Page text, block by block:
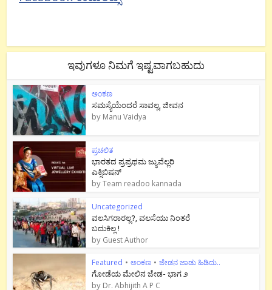
ಇವುಗಳೂ ನಿಮಗೆ ಇಷ್ಟವಾಗಬಹುದು
ಅಂಕಣ
ಸಮಸ್ಯೆಯೆಂದರೆ ಸಾವಲ್ಲ, ಜೀವನ
by Manu Vaidya
ಪ್ರಚಲಿತ
ಭಾರತದ ಪ್ರಪ್ರಥಮ ಜ್ಯುವೆಲ್ಲರಿ
ಎಕ್ಸಿಬಿಷನ್
byTeam readoo kannada
Uncategorized
ವಲಸಿಗರಾರಲ್ಲ?, ವಲಸೆಯು ನಿಂತರೆ
ಬದುಕಿಲ್ಲ !
by Guest Author
Featured • ಅಂಕಣ • ಜೇಡನ ಜಾಡು ಹಿಡಿದು..
ಗೋಡೆಯ ಮೇಲಿನ ಜೇಡ- ಭಾಗ ೨
by Dr. Abhijith A P C